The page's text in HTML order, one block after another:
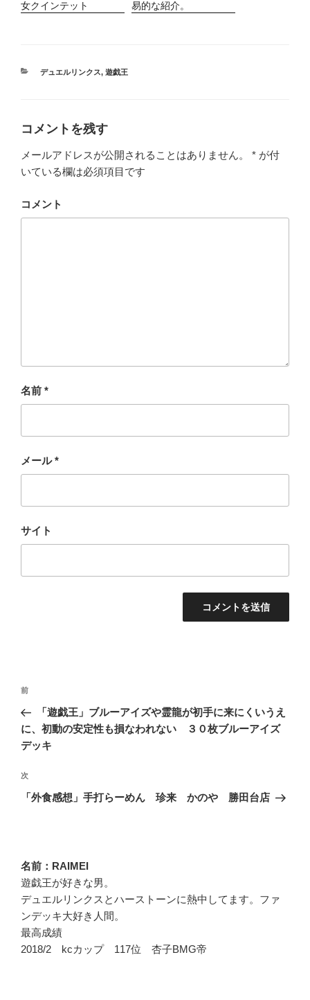
女クインテット 易的な紹介。
カ
ー
デュエルリンクス, 遊戯王
コメントを残す
メールアドレスが公開されることはありません。 * が付
いている欄は必須項目です
コメント
名前 *
メール*
サイト
投
ナ
ビ
ー
シ
過
去
の
投
前
「遊戯王」ブルーアイズや霊龍が初手に来にくいうえ
に、初動の安定性も損なわれない ３０枚ブルーアイズ
デッキ
次
の
次
「外食感想」手打らーめん 珍来 かのや 勝田台店
名前：RAIMEI
遊戯王が好きな男。
デュエルリンクスとハーストーンに熱中してます。ファ
ンデッキ大好き人間。
最高成績
2018/2 kcカップ 117位 杏子BMG帝